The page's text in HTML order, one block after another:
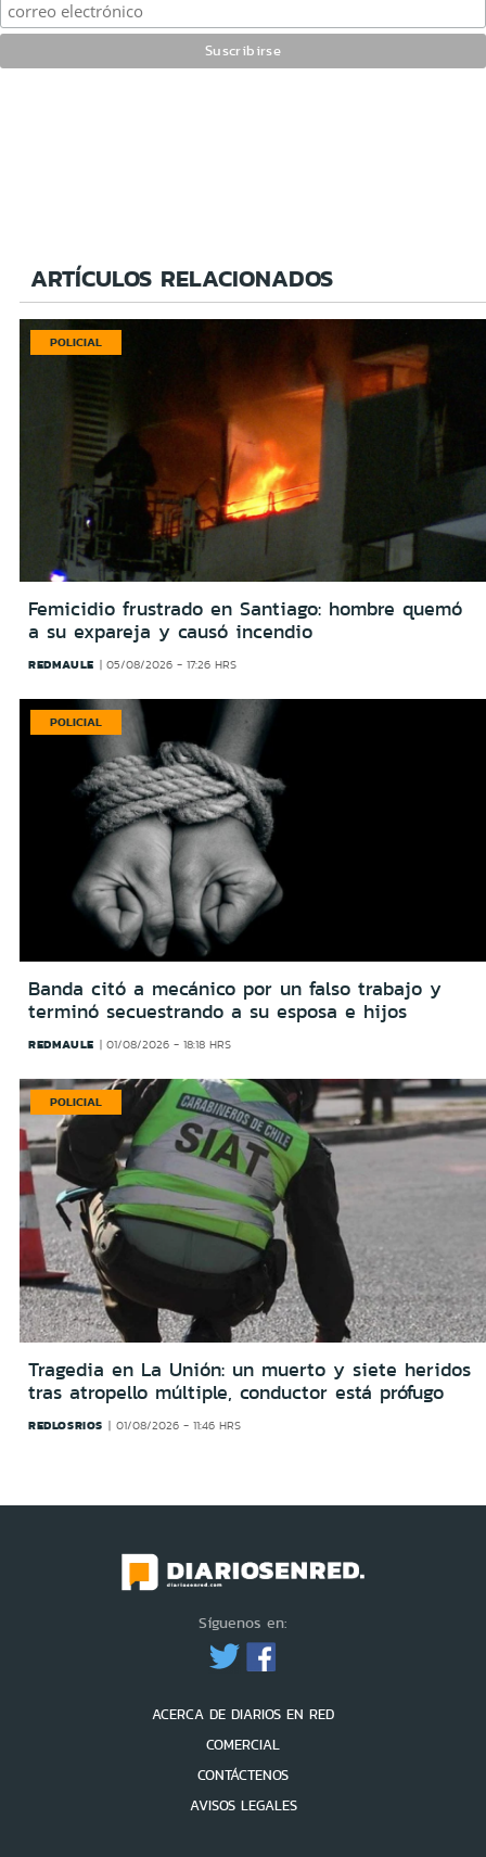
ARTÍCULOS RELACIONADOS
POLICIAL
Femicidio frustrado en Santiago: hombre quemó
a su expareja y causó incendio
REDMAULE 05/08/2026 - 17:26 HRS
POLICIAL
Banda citó a mecánico por un falso trabajo y
terminó secuestrando a su esposa e hijos
REDMAULE 01/08/2026 - 18:18 HRS
POLICIAL
Tragedia en La Unión: un muerto y siete heridos
tras atropello múltiple, conductor está prófugo
REDLOSRIOS 01/08/2026 - 11:46 HRS
Síguenos en:
ACERCA DE DIARIOS EN RED
COMERCIAL
CONTÁCTENOS
AVISOS LEGALES